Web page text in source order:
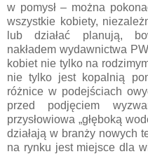
w pomysł – można
wszystkie kobiety,
lub działać planują,
nakładem wydawnictwa
kobiet nie tylko na
nie tylko jest kopalnią
różnice w podejściach
przed podjęciem
przysłowiowa „głęboką
działają w branży nowych
na rynku jest miejsce dla